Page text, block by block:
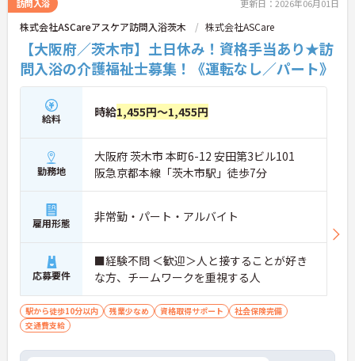
訪問入浴 更新日：2026年06月01日
株式会社ASCareアスケア訪問入浴茨木 株式会社ASCare
【大阪府／茨木市】土日休み！資格手当あり★訪
問入浴の介護福祉士募集！《運転なし／パート》
給料 時給1,455円～1,455円
勤務地
大阪府 茨木市 本町6-12 安田第3ビル101
阪急京都本線「茨木市駅」徒歩7分
雇用形態 非常勤・パート・アルバイト
応募要件
■経験不問 ＜歓迎＞人と接することが好き
な方、チームワークを重視する人
駅から徒歩10分以内 残業少なめ 資格取得サポート
社会保険完備
交通費支給